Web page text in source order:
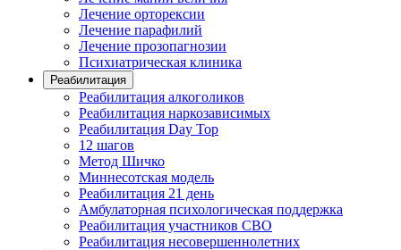
Лечение орторексии
Лечение парафилий
Лечение прозопагнозии
Психиатрическая клиника
Реабилитация
Реабилитация алкоголиков
Реабилитация наркозависимых
Реабилитация Day Top
12 шагов
Метод Шичко
Миннесотская модель
Реабилитация 21 день
Амбулаторная психологическая поддержка
Реабилитация участников СВО
Реабилитация несовершеннолетних